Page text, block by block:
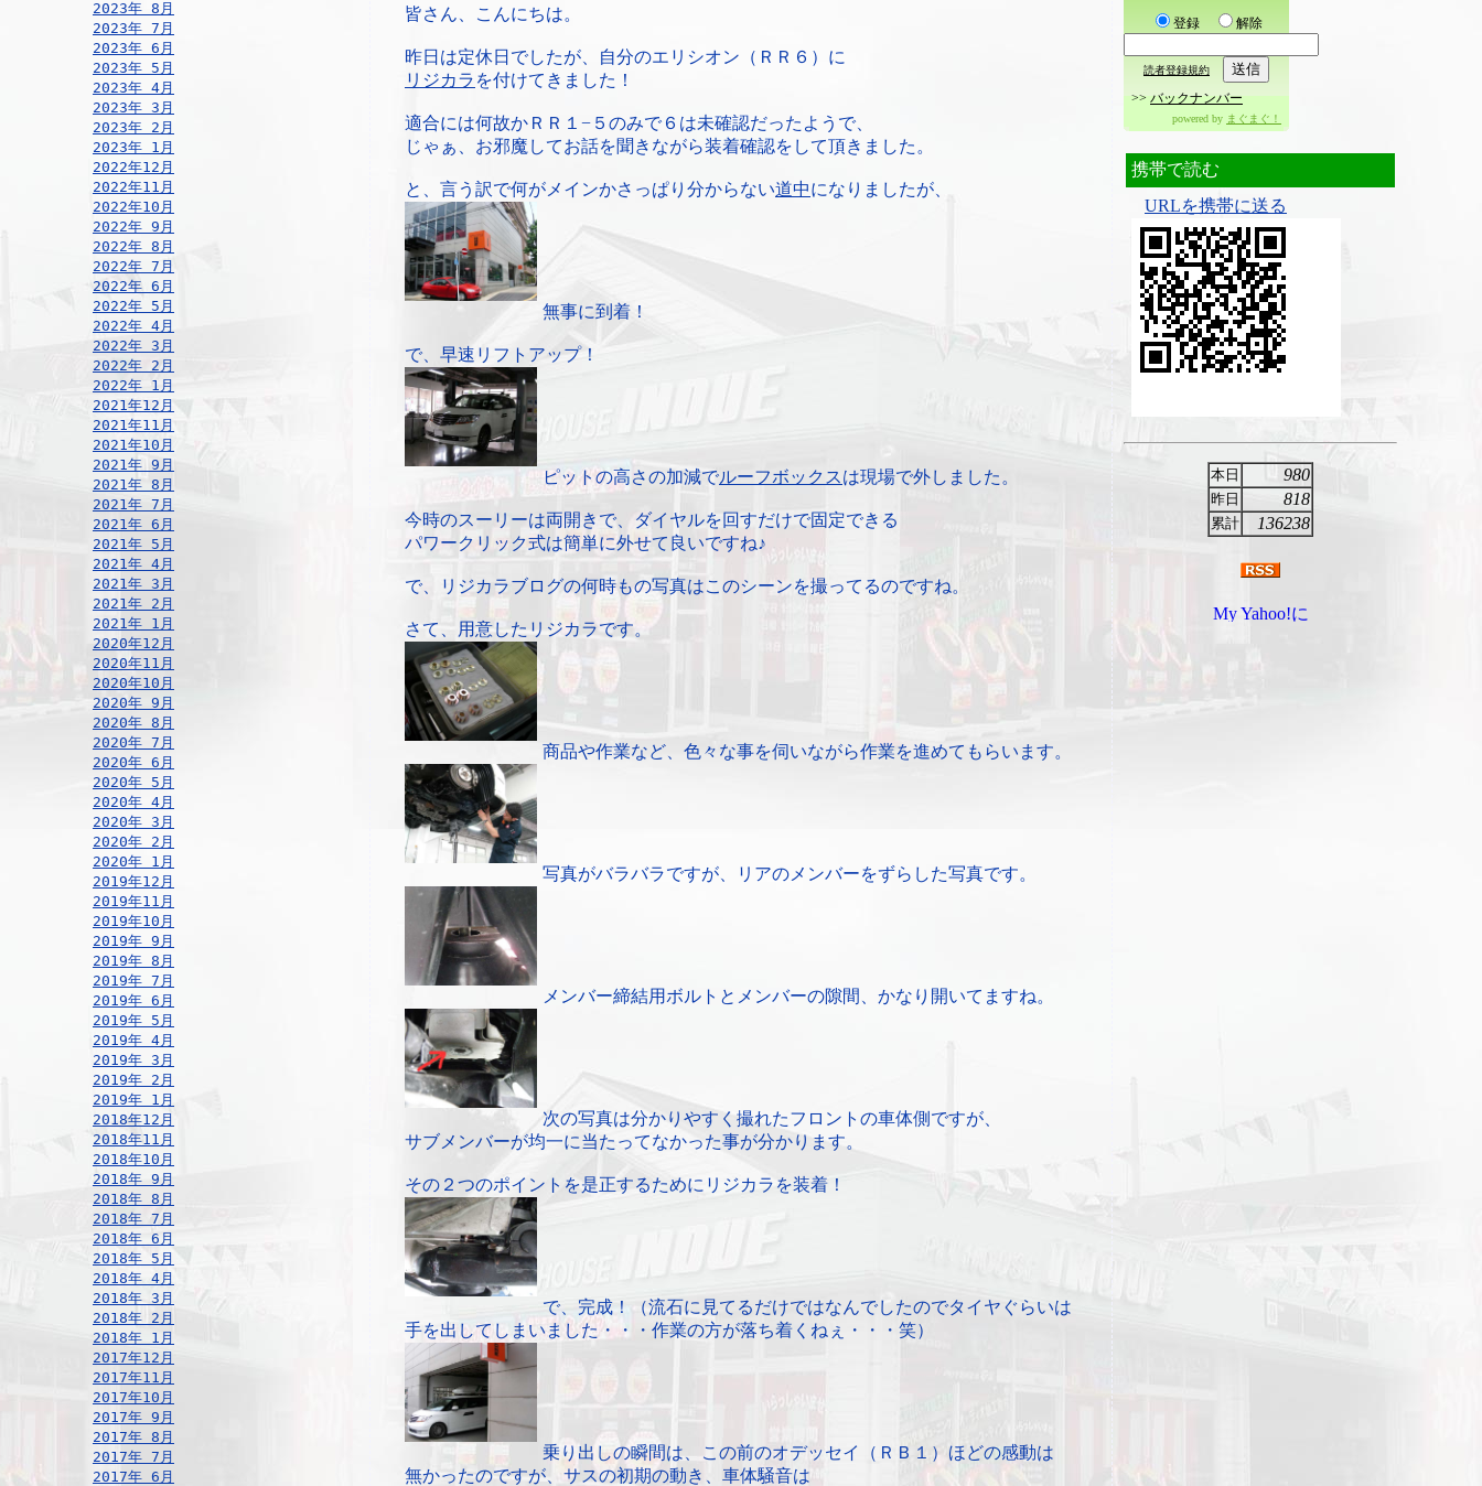
2023年 8月
2023年 7月
2023年 6月
2023年 5月
2023年 4月
2023年 3月
2023年 2月
2023年 1月
2022年12月
2022年11月
2022年10月
2022年 9月
2022年 8月
2022年 7月
2022年 6月
2022年 5月
2022年 4月
2022年 3月
2022年 2月
2022年 1月
2021年12月
2021年11月
2021年10月
2021年 9月
2021年 8月
2021年 7月
2021年 6月
2021年 5月
2021年 4月
2021年 3月
2021年 2月
2021年 1月
2020年12月
2020年11月
2020年10月
2020年 9月
2020年 8月
2020年 7月
2020年 6月
2020年 5月
2020年 4月
2020年 3月
2020年 2月
2020年 1月
2019年12月
2019年11月
2019年10月
2019年 9月
2019年 8月
2019年 7月
2019年 6月
2019年 5月
2019年 4月
2019年 3月
2019年 2月
2019年 1月
2018年12月
2018年11月
2018年10月
2018年 9月
2018年 8月
2018年 7月
2018年 6月
2018年 5月
2018年 4月
2018年 3月
2018年 2月
2018年 1月
2017年12月
2017年11月
2017年10月
2017年 9月
2017年 8月
2017年 7月
2017年 6月
皆さん、こんにちは。
昨日は定休日でしたが、自分のエリシオン（ＲＲ６）に
リジカラ を付けてきました！
適合には何故かＲＲ１−５のみで６は未確認だったようで、
じゃぁ、お邪魔してお話を聞きながら装着確認をして頂きました。
と、言う訳で何がメインかさっぱり分からない道中になりましたが、
無事に到着！
で、早速リフトアップ！
ピットの高さの加減でルーフボックスは現場で外しました。
今時のスーリーは両開きで、ダイヤルを回すだけで固定できる
パワークリック式は簡単に外せて良いですね♪
で、リジカラブログの何時もの写真はこのシーンを撮ってるのですね。
さて、用意したリジカラです。
商品や作業など、色々な事を伺いながら作業を進めてもらいます。
写真がバラバラですが、リアのメンバーをずらした写真です。
メンバー締結用ボルトとメンバーの隙間、かなり開いてますね。
次の写真は分かりやすく撮れたフロントの車体側ですが、
サブメンバーが均一に当たってなかった事が分かります。
その２つのポイントを是正するためにリジカラを装着！
で、完成！（流石に見てるだけではなんでしたのでタイヤぐらいは
手を出してしまいました・・・作業の方が落ち着くねぇ・・・笑）
乗り出しの瞬間は、この前のオデッセイ（ＲＢ１）ほどの感動は
無かったのですが、サスの初期の動き、車体騒音は
登録 解除
読者登録規約
>> バックナンバー
powered by まぐまぐ！
携帯で読む
URLを携帯に送る
本日 980
昨日 818
累計 136238